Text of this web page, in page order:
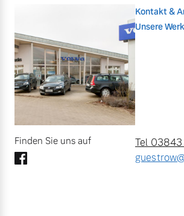
Kontakt &
Unsere
Tel 03843
Finden Sie uns auf